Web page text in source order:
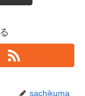
sachikuma